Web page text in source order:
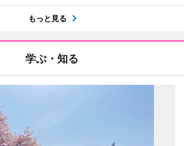
もっと見る
学ぶ・知る